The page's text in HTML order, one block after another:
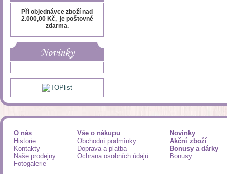
Při objednávce zboží nad
2.000,00 Kč, je poštovné
zdarma.
Novinky
O nás
Historie
Kontakty
Naše prodejny
Fotogalerie
Vše o nákupu
Obchodní podmínky
Doprava a platba
Ochrana osobních údajů
Novinky
Akční zboží
Bonusy a dárky
Bonusy